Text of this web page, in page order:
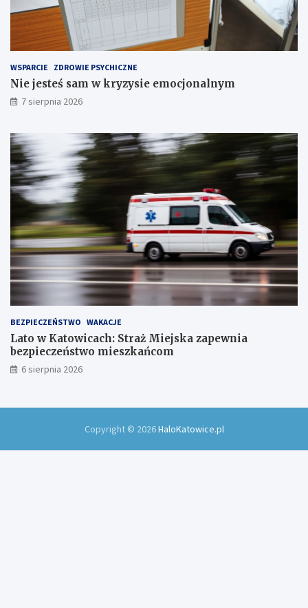
!T
r
c
h
S
w
ó
w
!
WSPARCIE ZDROWIE PSYCHICZNE
Nie jesteś sam w kryzysie emocjonalnym
7 sierpnia 2026
BEZPIECZEŃSTWO WAKACJE
Lato w Katowicach: Straż Miejska zapewnia
bezpieczeństwo mieszkańcom
6 sierpnia 2026
Copyright © 2026HaloKatowice.pl